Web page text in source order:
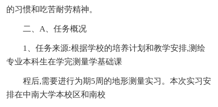
的习惯和吃苦耐劳精神。
二、A、任务概况
1、任务来源:根据学校的培养计划和教学安排,测绘
专业本科生在学完测量学基础课
程后,需要进行为期5周的地形测量实习。本次实习安
排在中南大学本校区和南校